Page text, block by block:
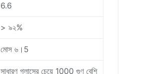
6.6
> ৯২%
মোস ৬।5
সাধারণ গ্লাসের চেয়ে 1000 গুণ বেশি